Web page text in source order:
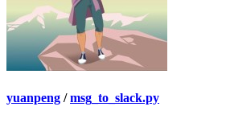
yuanpeng / msg_to_slack.py